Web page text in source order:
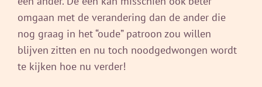
omgaan met de verandering dan de ander die
nog graag in het “oude” patroon zou willen
blijven zitten en nu toch noodgedwongen wordt
te kijken hoe nu verder!